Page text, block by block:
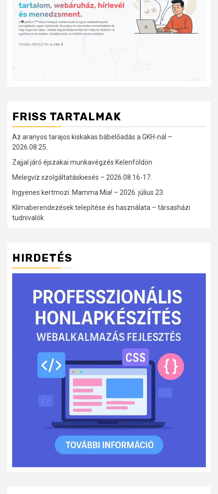
FRISS TARTALMAK
Az aranyos tarajos kiskakas bábelőadás a GKH-nál –
2026.08.25.
Zajjal járó éjszakai munkavégzés Kelenföldön
Melegvíz szolgáltatáskiesés – 2026.08.16-17.
Ingyenes kertmozi: Mamma Mia! – 2026. július 23.
Klímaberendezések telepítése és használata – társasházi
tudnivalók
HIRDETÉS